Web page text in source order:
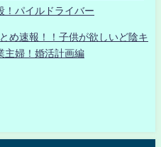
！パイルドライバー
め速報！！子供が欲しいど陰キ
主婦！婚活計画編